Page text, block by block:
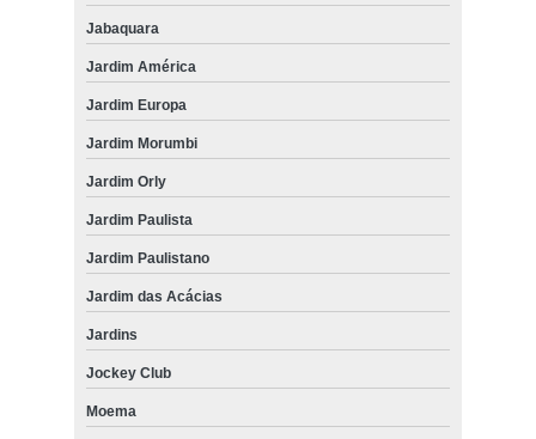
Jabaquara
Jardim América
Jardim Europa
Jardim Morumbi
Jardim Orly
Jardim Paulista
Jardim Paulistano
Jardim das Acácias
Jardins
Jockey Club
Moema